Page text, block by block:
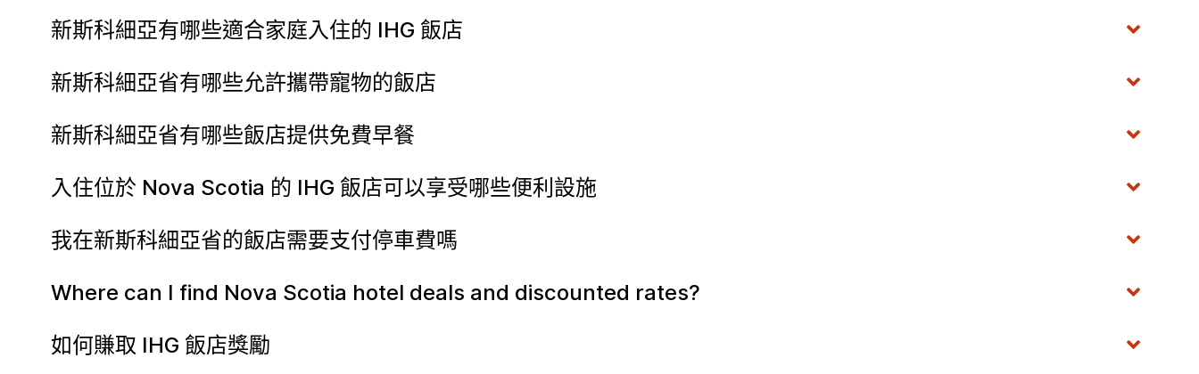
新斯科細亞有哪些適合家庭入住的 IHG 飯店
新斯科細亞省有哪些允許攜帶寵物的飯店
新斯科細亞省有哪些飯店提供免費早餐
入住位於 Nova Scotia 的 IHG 飯店可以享受哪些便利設施
我在新斯科細亞省的飯店需要支付停車費嗎
Where can I find Nova Scotia hotel deals and discounted rates?
如何賺取 IHG 飯店獎勵